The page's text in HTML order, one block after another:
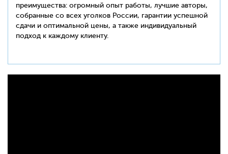
преимущества: огромный опыт работы, лучшие авторы,
собранные со всех уголков России, гарантии успешной
сдачи и оптимальной цены, а также индивидуальный
подход к каждому клиенту.